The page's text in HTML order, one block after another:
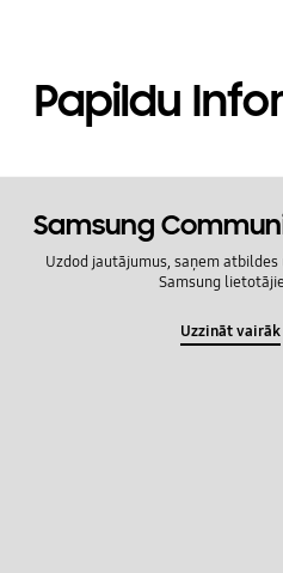
Papildu
Samsung
Uzdod jautājumus, saņem
Samsung
Uzzināt vairāk